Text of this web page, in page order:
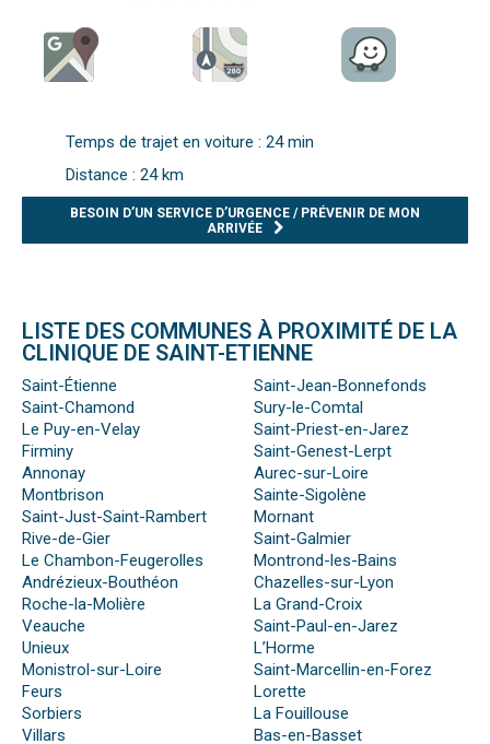
Temps de trajet en voiture : 24 min
Distance : 24 km
BESOIN D’UN SERVICE D’URGENCE / PRÉVENIR DE MON
ARRIVÉE
LISTE DES COMMUNES À PROXIMITÉ DE LA
CLINIQUE DE SAINT-ETIENNE
Saint-Étienne
Saint-Chamond
Le Puy-en-Velay
Firminy
Annonay
Montbrison
Saint-Just-Saint-Rambert
Rive-de-Gier
Le Chambon-Feugerolles
Andrézieux-Bouthéon
Roche-la-Molière
Veauche
Unieux
Monistrol-sur-Loire
Feurs
Sorbiers
Villars
Saint-Jean-Bonnefonds
Sury-le-Comtal
Saint-Priest-en-Jarez
Saint-Genest-Lerpt
Aurec-sur-Loire
Sainte-Sigolène
Mornant
Saint-Galmier
Montrond-les-Bains
Chazelles-sur-Lyon
La Grand-Croix
Saint-Paul-en-Jarez
L’Horme
Saint-Marcellin-en-Forez
Lorette
La Fouillouse
Bas-en-Basset